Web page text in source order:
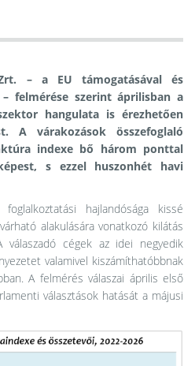
– a EU támogatásával és
felmérése szerint áprilisban a
hangulata is érezhetően
A várakozások összefoglaló
indexe bő három ponttal
s ezzel huszonhét havi
hajlandósága kissé
alakulására vonatkozó kilátás
válaszadó cégek az idei negyedik
valamivel kiszámíthatóbbnak
A felmérés válaszai április első
választások hatását a májusi